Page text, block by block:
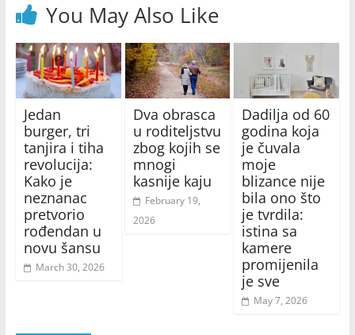
You May Also Like
Jedan
burger, tri
tanjira i tiha
revolucija:
Kako je
neznanac
pretvorio
rođendan u
novu šansu
March 30, 2026
Dva obrasca
u roditeljstvu
zbog kojih se
mnogi
kasnije kaju
February 19,
2026
Dadilja od 60
godina koja
je čuvala
moje
blizance nije
bila ono što
je tvrdila:
istina sa
kamere
promijenila
je sve
May 7, 2026